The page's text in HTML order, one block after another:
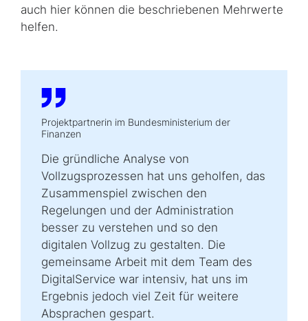
auch hier können die beschriebenen Mehrwerte
helfen.
Projektpartnerin im Bundesministerium der
Finanzen
Die gründliche Analyse von
Vollzugsprozessen hat uns geholfen, das
Zusammen­spiel zwischen den
Regelungen und der Administration
besser zu verstehen und so den
digitalen Vollzug zu gestalten. Die
gemeinsame Arbeit mit dem Team des
DigitalService war intensiv, hat uns im
Ergebnis jedoch viel Zeit für weitere
Absprachen gespart.